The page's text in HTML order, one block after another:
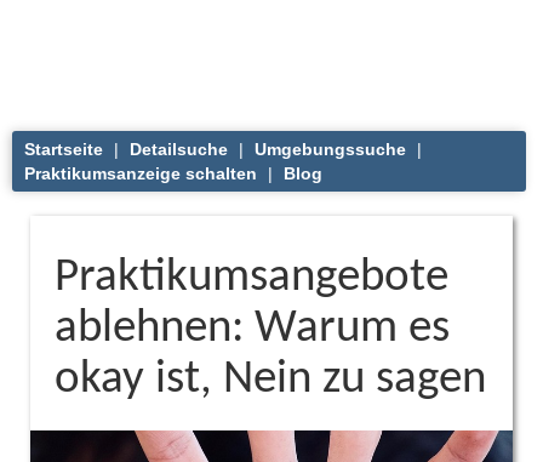
Startseite | Detailsuche | Umgebungssuche
|
Praktikumsanzeige schalten
| Blog
Praktikumsangebote
ablehnen: Warum es
okay ist, Nein zu sagen